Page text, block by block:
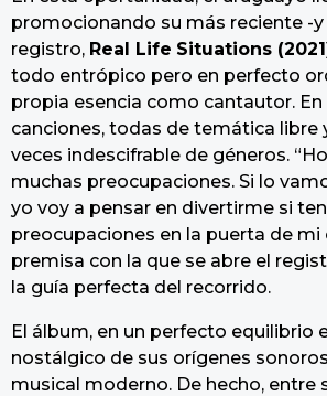
promocionando su más reciente -
registro, Real Life Situations
todo entrópico pero en perfecto
propia esencia como cantautor. En
canciones, todas de temática libre
veces indescifrable de géneros.
muchas preocupaciones. Si lo
yo voy a pensar en divertirme si
preocupaciones en la puerta de mi
premisa con la que se abre el
la guía perfecta del recorrido.
El álbum, en un perfecto equilibrio
nostálgico de sus orígenes
musical moderno. De hecho, entre